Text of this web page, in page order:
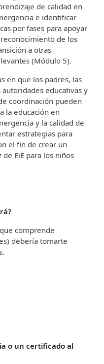
de calidad en
e identificar
por fases para apoyar
de los
a otras
(Módulo 5).
en que los padres, las
educativas y
coordinación pueden
la educación en
y la calidad de
estrategias para
el fin de crear un
EiE para los niños
comprende
debería tomarte
o un certificado al